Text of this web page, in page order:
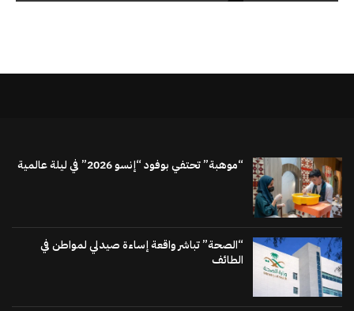
“موهبة” تحتفي بوفود “إنسو 2026” في ليلة عالمية
“الصحة” تباشر واقعة إساءة صيدلي لمواطن في
الطائف